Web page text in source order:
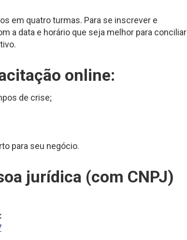
em quatro turmas. Para se inscrever e
a data e horário que seja melhor para conciliar
online:
de crise;
para seu negócio.
jurídica (com CNPJ)